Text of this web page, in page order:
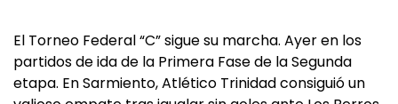
El Torneo Federal “C” sigue su marcha. Ayer en los
partidos de ida de la Primera Fase de la Segunda
etapa. En Sarmiento, Atlético Trinidad consiguió un